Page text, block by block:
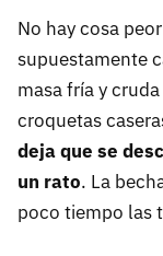
No hay cosa
supuestamente
masa fría y
croquetas
deja que se
un rato. La
poco tiempo las